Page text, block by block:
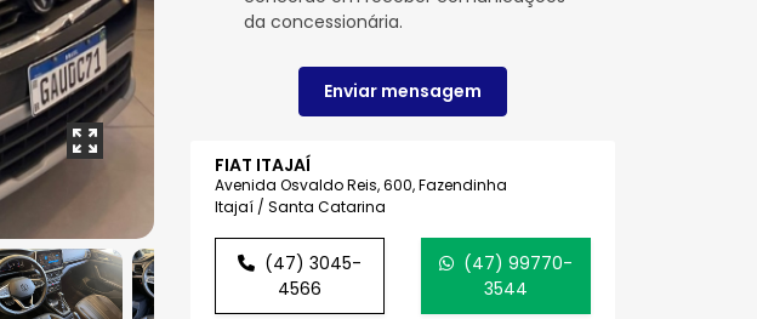
FIAT ITAJAÍ
Avenida Osvaldo Reis, 600, Fazendinha
Itajaí / Santa Catarina
(47) 3045-
4566
(47) 99770-
3544
da concessionária.
Enviar mensagem